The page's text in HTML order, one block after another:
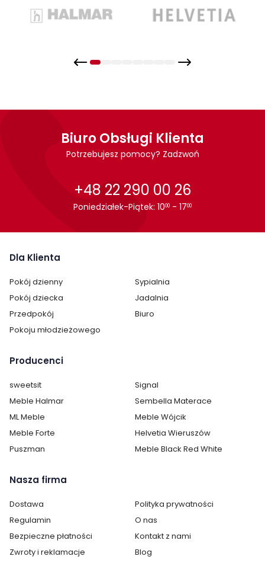
Biuro Obsługi Klienta
Potrzebujesz pomocy? Zadzwoń
+48 22 290 00 26
Poniedziałek-Piątek: 1000 - 1700
Dla Klienta
Pokój dzienny
Sypialnia
Pokój dziecka
Jadalnia
Przedpokój
Biuro
Pokoju młodzieżowego
Producenci
sweetsit
Signal
Meble Halmar
Sembella Materace
ML Meble
Meble Wójcik
Meble Forte
Helvetia Wieruszów
Puszman
Meble Black Red White
Nasza firma
Dostawa
Polityka prywatności
Regulamin
O nas
Bezpieczne płatności
Kontakt z nami
Zwroty i reklamacje
Blog